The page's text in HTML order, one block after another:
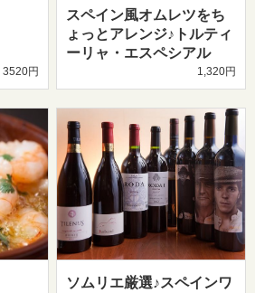
3520円
スペイン風オムレツをち
ょっとアレンジ♪トルティ
ーリャ・エスペシアル
1,320円
ソムリエ厳選♪スペインワ